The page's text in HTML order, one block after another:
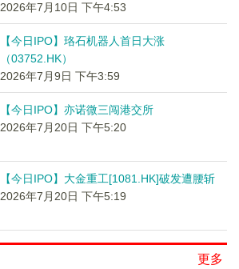
2026年7月10日 下午4:53
【今日IPO】珞石机器人首日大涨
（03752.HK）
2026年7月9日 下午3:59
【今日IPO】亦诺微三闯港交所
2026年7月20日 下午5:20
【今日IPO】大金重工[1081.HK]破发遭腰斩
2026年7月20日 下午5:19
更多